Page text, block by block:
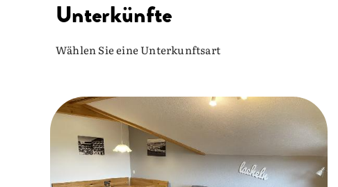
Unterkünfte
Wählen Sie eine Unterkunftsart